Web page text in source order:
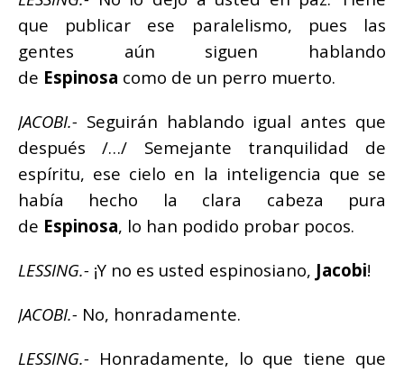
que publicar ese paralelismo, pues las
gentes aún siguen hablando
de Espinosa como de un perro muerto.
JACOBI.- Seguirán hablando igual antes que
después /…/ Semejante tranquilidad de
espíritu, ese cielo en la inteligencia que se
había hecho la clara cabeza pura
de Espinosa, lo han podido probar pocos.
LESSING.- ¡Y no es usted espinosiano, Jacobi!
JACOBI.- No, honradamente.
LESSING.- Honradamente, lo que tiene que